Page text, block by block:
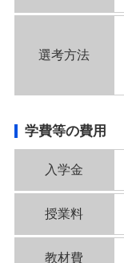
選考方法
学費等の費用
入学金
授業料
教材費